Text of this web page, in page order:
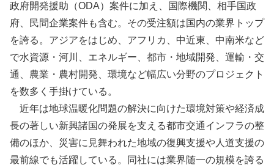
政府開発援助（ODA）案件に加え、国際機関、相手国政
府、民間企業案件も含む。その受注額は国内の業界トップ
を誇る。アジアをはじめ、アフリカ、中近東、中南米など
で水資源・河川、エネルギー、都市・地域開発、運輸・交
通、農業・農村開発、環境など幅広い分野のプロジェクト
を数多く手掛けている。
近年は地球温暖化問題の解決に向けた環境対策や経済成
長の著しい新興諸国の発展を支える都市交通インフラの整
備のほか、災害に見舞われた地域の復興支援や人道支援の
最前線でも活躍している。同社には業界随一の規模を誇る